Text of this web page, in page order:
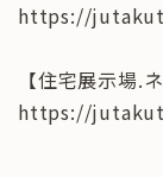
https://
【住宅展示場.
https://